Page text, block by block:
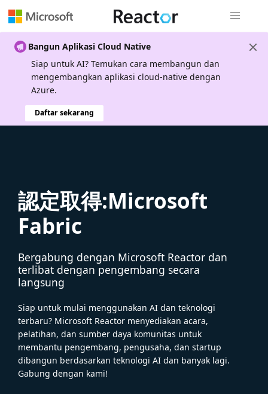
Bangun Aplikasi Cloud Native
Siap untuk AI? Temukan cara membangun dan
mengembangkan aplikasi cloud-native dengan
Azure.
Daftar sekarang
認定取得:Microsoft
Fabric
Bergabung dengan Microsoft Reactor dan
terlibat dengan pengembang secara
langsung
Siap untuk mulai menggunakan AI dan teknologi
terbaru? Microsoft Reactor menyediakan acara,
pelatihan, dan sumber daya komunitas untuk
membantu pengembang, pengusaha, dan startup
dibangun berdasarkan teknologi AI dan banyak lagi.
Gabung dengan kami!